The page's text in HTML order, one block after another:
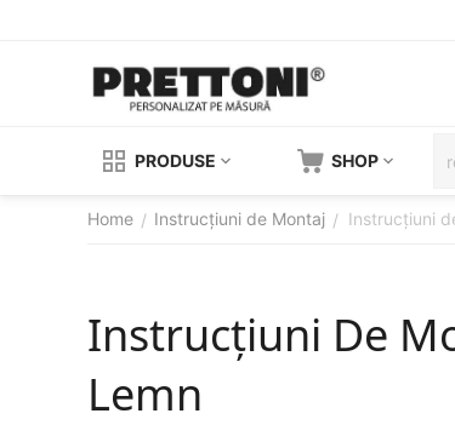
PRODUSE SHOP
Home / Instrucțiuni de Montaj / Instrucțiuni
Instrucțiuni De
Lemn